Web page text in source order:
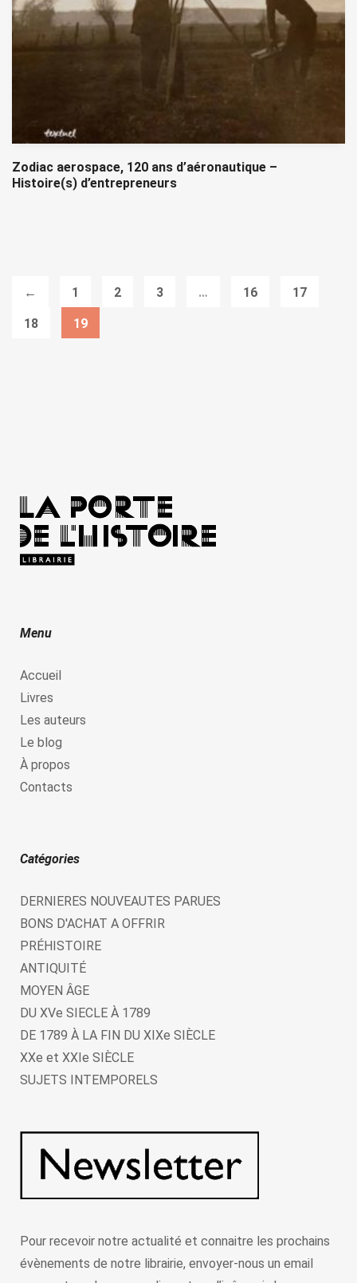
Zodiac aerospace, 120 ans d’aéronautique –
Histoire(s) d’entrepreneurs
← 1 2 3 … 16 17
18 19
Menu
Accueil
Livres
Les auteurs
Le blog
À propos
Contacts
Catégories
DERNIERES NOUVEAUTES PARUES
BONS D'ACHAT A OFFRIR
PRÉHISTOIRE
ANTIQUITÉ
MOYEN ÂGE
DU XVe SIECLE À 1789
DE 1789 À LA FIN DU XIXe SIÈCLE
XXe et XXIe SIÈCLE
SUJETS INTEMPORELS
Pour recevoir notre actualité et connaitre les prochains
évènements de notre librairie, envoyer-nous un email